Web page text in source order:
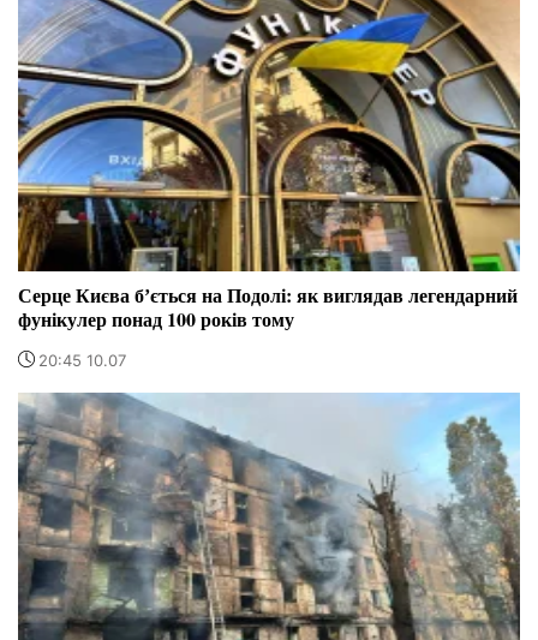
Серце Києва бʼється на Подолі: як виглядав легендарний
фунікулер понад 100 років тому
20:45 10.07